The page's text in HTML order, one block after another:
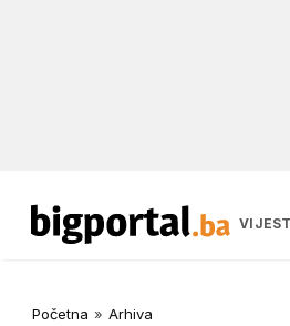
Početna » Arhiva